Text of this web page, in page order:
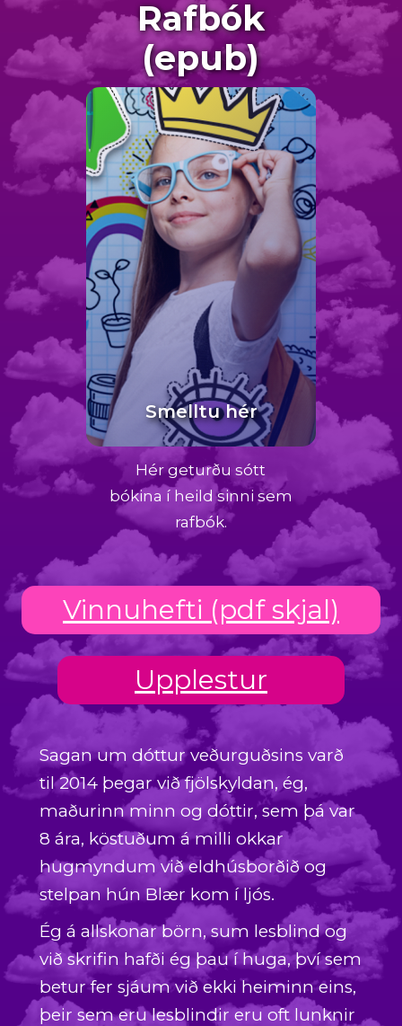
Rafbók
(epub)
Smelltu hér
Hér geturðu sótt
bókina í heild sinni sem
rafbók.
Vinnuhefti (pdf skjal)
Upplestur
Sagan um dóttur veðurguðsins varð
til 2014 þegar við fjölskyldan, ég,
maðurinn minn og dóttir, sem þá var
8 ára, köstuðum á milli okkar
hugmyndum við eldhúsborðið og
stelpan hún Blær kom í ljós.
Ég á allskonar börn, sum lesblind og
við skrifin hafði ég þau í huga, því sem
betur fer sjáum við ekki heiminn eins,
þeir sem eru lesblindir eru oft lunknir